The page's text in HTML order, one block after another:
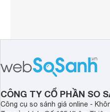
CÔNG TY CỔ PHẦN SO
Công cụ so sánh giá online -